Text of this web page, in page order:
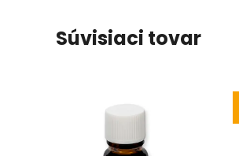
Súvisiaci tovar